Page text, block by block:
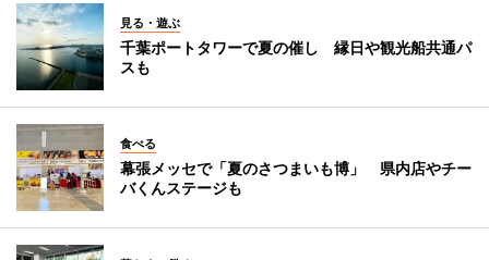
見る・遊ぶ
千葉ポートタワーで夏の催し 縁日や観光船共通パ
スも
食べる
幕張メッセで「夏のさつまいも博」 県内店やチー
バくんステージも